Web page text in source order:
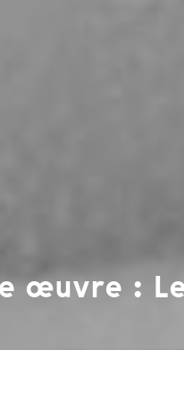
œuvre :